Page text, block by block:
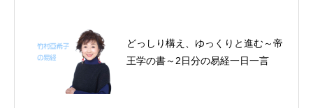
一日一言 (2)
どっしり構え、ゆっくりと進む～帝
王学の書～2日分の易経一日一言